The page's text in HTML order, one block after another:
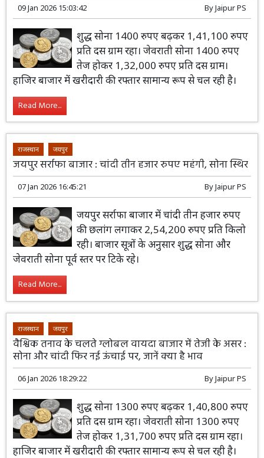
09 Jan 2026 15:03:42 ByJaipur PS
शुद्ध सोना 1400 रुपए बढ़कर 1,41,100 रुपए
प्रति दस ग्राम रहा। जेवराती सोना 1400 रुपए
तेज होकर 1,32,000 रुपए प्रति दस ग्राम।
हाजिर बाजार में खरीदारी की रफ्तार सामान्य रूप से चल रही है।
Read More...
राजस्थान जयपुर
जयपुर सर्राफा बाजार : चांदी तीन हजार रुपए महंगी, सोना स्थिर
07 Jan 2026 16:45:21 ByJaipur PS
जयपुर सर्राफा बाजार में चांदी तीन हजार रुपए
की छलांग लगाकर 2,54,200 रुपए प्रति किलो
रही। बाजार सूत्रों के अनुसार शुद्ध सोना और
जेवराती सोना पूर्व स्तर पर टिके रहे।
Read More...
राजस्थान जयपुर
वैश्विक तनाव के चलते ग्लोबल वायदा बाजार में तेजी के असर :
सोना और चांदी फिर नई ऊंचाई पर, जानें क्या है भाव
06 Jan 2026 18:29:22 ByJaipur PS
शुद्ध सोना 1300 रुपए बढ़कर 1,40,800 रुपए
प्रति दस ग्राम रहा। जेवराती सोना 1300 रुपए
तेज होकर 1,31,700 रुपए प्रति दस ग्राम रहा।
हाजिर बाजार में खरीदारी की रफ्तार सामान्य रूप से चल रही है।